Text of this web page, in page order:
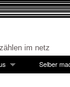
im netz
Selber